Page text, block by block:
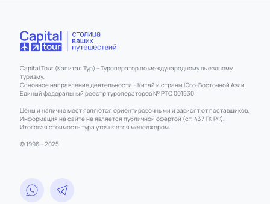
Capital Tour (Капитал Тур) – Туроператор по международному выездному
туризму.
Основное направление деятельности – Китай и страны Юго-Восточной Азии.
Единый федеральный реестр туроператоров № РТО 001530
Цены и наличие мест являются ориентировочными и зависят от поставщиков.
Информация на сайте не является публичной офертой (ст. 437 ГК РФ).
Итоговая стоимость тура уточняется менеджером.
© 1996 – 2025